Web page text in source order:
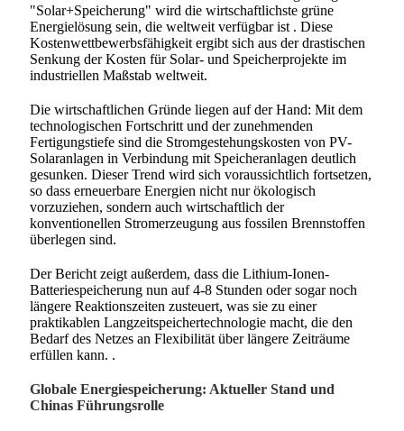
"Solar+Speicherung" wird die wirtschaftlichste grüne
Energielösung sein, die weltweit verfügbar ist . Diese
Kostenwettbewerbsfähigkeit ergibt sich aus der drastischen
Senkung der Kosten für Solar- und Speicherprojekte im
industriellen Maßstab weltweit.
Die wirtschaftlichen Gründe liegen auf der Hand: Mit dem
technologischen Fortschritt und der zunehmenden
Fertigungstiefe sind die Stromgestehungskosten von PV-
Solaranlagen in Verbindung mit Speicheranlagen deutlich
gesunken. Dieser Trend wird sich voraussichtlich fortsetzen,
so dass erneuerbare Energien nicht nur ökologisch
vorzuziehen, sondern auch wirtschaftlich der
konventionellen Stromerzeugung aus fossilen Brennstoffen
überlegen sind.
Der Bericht zeigt außerdem, dass die Lithium-Ionen-
Batteriespeicherung nun auf 4-8 Stunden oder sogar noch
längere Reaktionszeiten zusteuert, was sie zu einer
praktikablen Langzeitspeichertechnologie macht, die den
Bedarf des Netzes an Flexibilität über längere Zeiträume
erfüllen kann. .
Globale Energiespeicherung: Aktueller Stand und
Chinas Führungsrolle